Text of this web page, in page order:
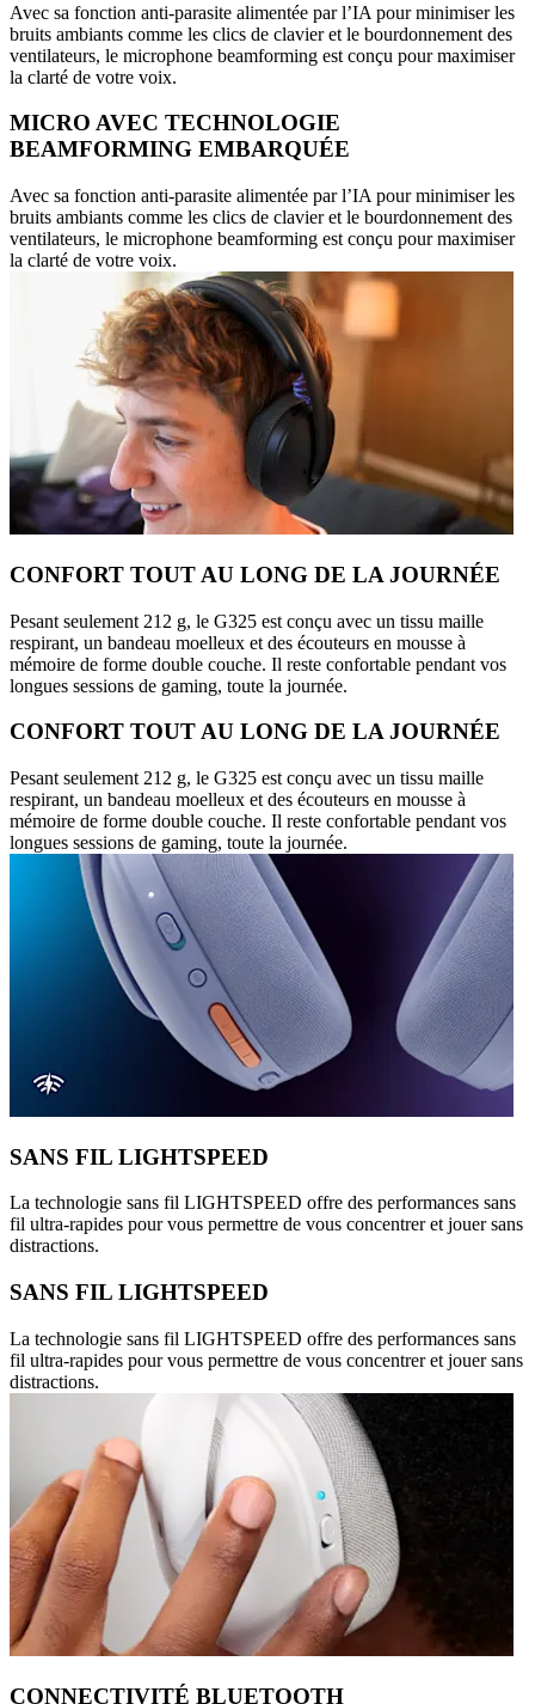
Avec sa fonction anti-parasite alimentée par l’IA pour minimiser les
bruits ambiants comme les clics de clavier et le bourdonnement des
ventilateurs, le microphone beamforming est conçu pour maximiser
la clarté de votre voix.
MICRO AVEC TECHNOLOGIE
BEAMFORMING EMBARQUÉE
Avec sa fonction anti-parasite alimentée par l’IA pour minimiser les
bruits ambiants comme les clics de clavier et le bourdonnement des
ventilateurs, le microphone beamforming est conçu pour maximiser
la clarté de votre voix.
CONFORT TOUT AU LONG DE LA JOURNÉE
Pesant seulement 212 g, le G325 est conçu avec un tissu maille
respirant, un bandeau moelleux et des écouteurs en mousse à
mémoire de forme double couche. Il reste confortable pendant vos
longues sessions de gaming, toute la journée.
CONFORT TOUT AU LONG DE LA JOURNÉE
Pesant seulement 212 g, le G325 est conçu avec un tissu maille
respirant, un bandeau moelleux et des écouteurs en mousse à
mémoire de forme double couche. Il reste confortable pendant vos
longues sessions de gaming, toute la journée.
SANS FIL LIGHTSPEED
La technologie sans fil LIGHTSPEED offre des performances sans
fil ultra-rapides pour vous permettre de vous concentrer et jouer sans
distractions.
SANS FIL LIGHTSPEED
La technologie sans fil LIGHTSPEED offre des performances sans
fil ultra-rapides pour vous permettre de vous concentrer et jouer sans
distractions.
CONNECTIVITÉ BLUETOOTH